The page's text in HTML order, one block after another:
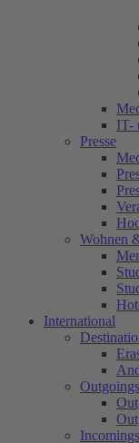
IT-
Presse
Wohnen
International
Outgoings
Incomings